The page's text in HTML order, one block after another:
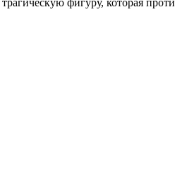
фигуру, которая